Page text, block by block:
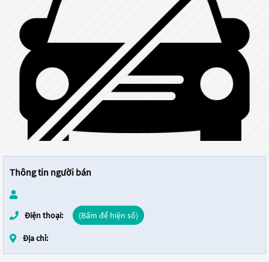
Thông tin người bán
Điện thoại: (Bấm để hiện số)
Địa chỉ: